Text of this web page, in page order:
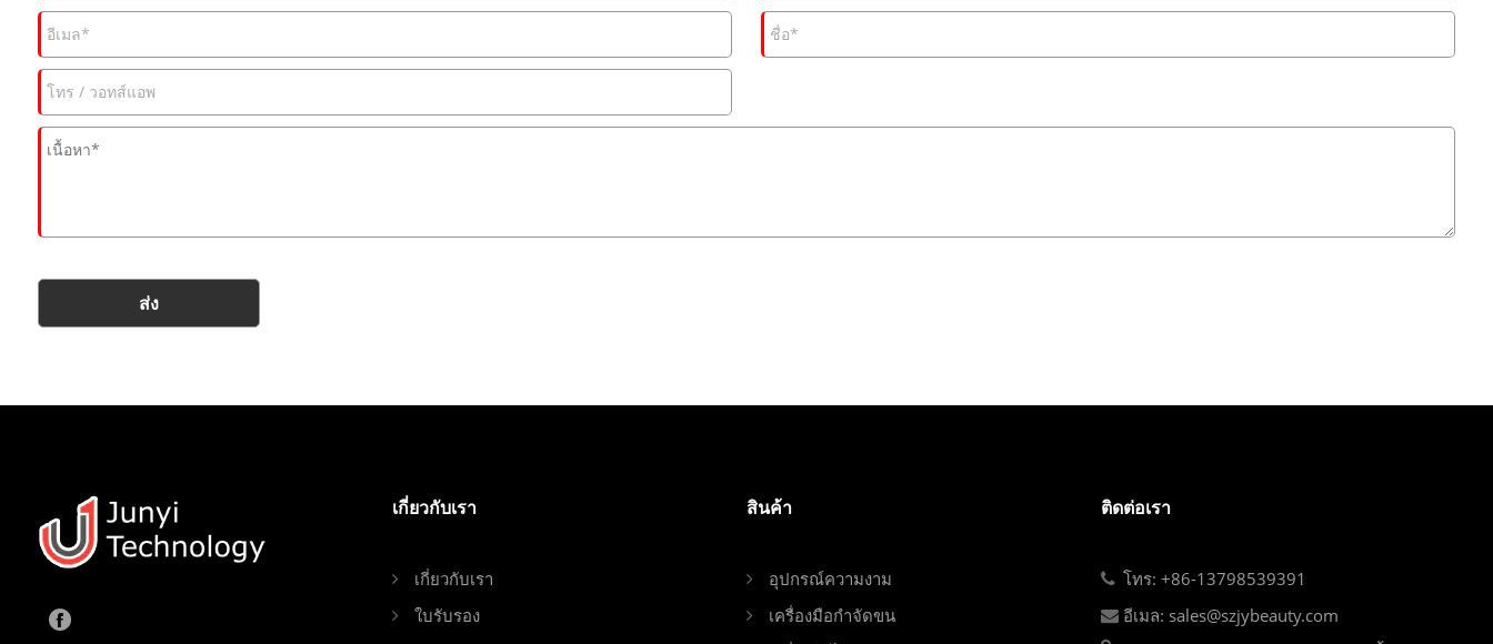
ส่ง
เกี่ยวกับเรา
เกี่ยวกับเรา
ใบรับรอง
สินค้า
อุปกรณ์ความงาม
เครื่องมือกำจัดขน
ติดต่อเรา
โทร: +86-13798539391
อีเมล: sales@szjybeauty.com